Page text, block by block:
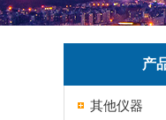
产
其他仪器